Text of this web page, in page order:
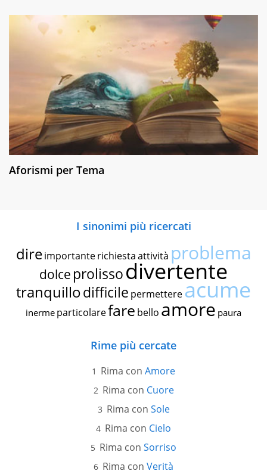
Aforismi per Tema
I sinonimi più ricercati
dire importante richiestaattività problema
dolce prolissodivertente
tranquillodifficile permettereacume
inerme particolarefare bello amore paura
Rime più cercate
Rima con Amore
Rima con Cuore
Rima con Sole
Rima con Cielo
Rima con Sorriso
Rima con Verità